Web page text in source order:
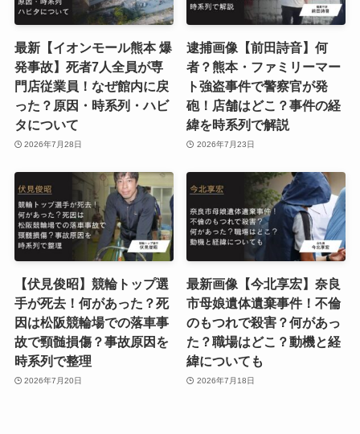
最新【イオンモール熊本 爆
発事故】死者7人全員が専
門店従業員！なぜ館内に戻
った？原因・時系列・ハビ
タについて
2026年7月28日
逮捕画像【前田詩音】何
者？熊本・ファミリーマー
ト強盗事件で警察官が発
砲！店舗はどこ？事件の経
緯を時系列で解説
2026年7月23日
【伏見俊昭】競輪トップ選
手が死去！何があった？死
因は松阪競輪場での落車事
故で頸髄損傷？事故原因を
時系列で整理
2026年7月20日
最新画像【今北享宏】奈良
市母娘遺体遺棄事件！不倫
のもつれで殺害？何があっ
た？職場はどこ？動機と経
緯についても
2026年7月18日